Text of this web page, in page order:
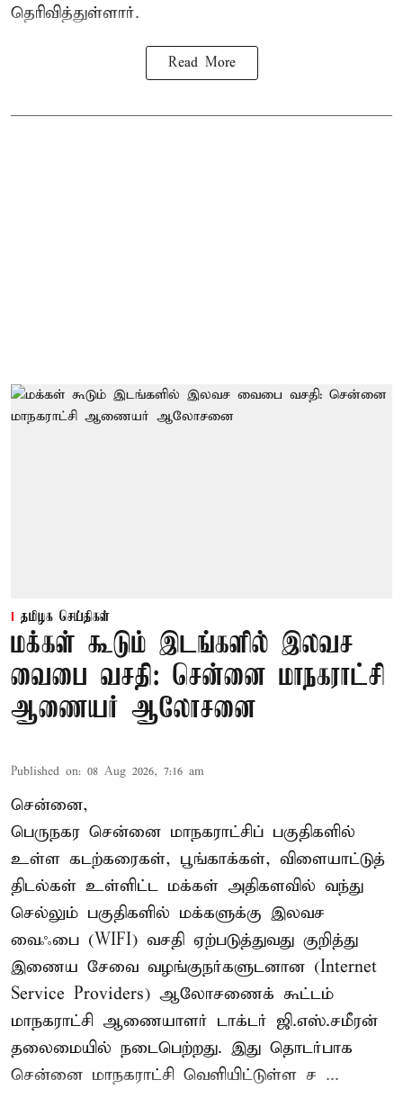
தெரிவித்துள்ளார்.
Read More
தமிழக செய்திகள்
மக்கள் கூடும் இடங்களில் இலவச
வைபை வசதி: சென்னை மாநகராட்சி
ஆணையர் ஆலோசனை
Published on: 08 Aug 2026, 7:16 am
சென்னை,
பெருநகர சென்னை மாநகராட்சிப் பகுதிகளில்
உள்ள கடற்கரைகள், பூங்காக்கள், விளையாட்டுத்
திடல்கள் உள்ளிட்ட மக்கள் அதிகளவில் வந்து
செல்லும் பகுதிகளில் மக்களுக்கு இலவச
வைஃபை (WIFI) வசதி ஏற்படுத்துவது குறித்து
இணைய சேவை வழங்குநர்களுடனான (Internet
Service Providers) ஆலோசணைக் கூட்டம்
மாநகராட்சி ஆணையாளர் டாக்டர் ஜி.எஸ்.சமீரன்
தலைமையில் நடைபெற்றது. இது தொடர்பாக
சென்னை மாநகராட்சி வெளியிட்டுள்ள ச ...